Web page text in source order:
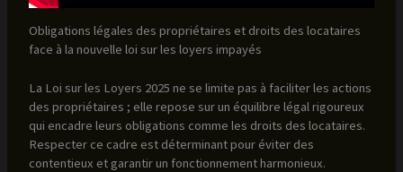
Obligations légales des propriétaires et droits des locataires
face à la nouvelle loi sur les loyers impayés
La Loi sur les Loyers 2025 ne se limite pas à faciliter les actions
des propriétaires ; elle repose sur un équilibre légal rigoureux
qui encadre leurs obligations comme les droits des locataires.
Respecter ce cadre est déterminant pour éviter des
contentieux et garantir un fonctionnement harmonieux.